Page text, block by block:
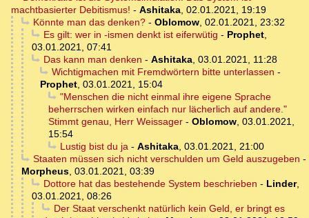
machtbasierter Debitismus! - Ashitaka, 02.01.2021, 19:19
Könnte man das denken?- Oblomow, 02.01.2021, 23:32
Es gilt: wer in -ismen denkt ist eiferwütig - Prophet,
03.01.2021, 07:41
Das kann man denken - Ashitaka, 03.01.2021, 11:28
Wichtigmachen mit Fremdwörtern bitte unterlassen -
Prophet, 03.01.2021, 15:04
"Menschen die nicht einmal ihre eigene Sprache
beherrschen wirken einfach nur lächerlich auf andere."
Stimmt genau, Herr Weissager - Oblomow, 03.01.2021,
15:54
Lustig bist du ja- Ashitaka, 03.01.2021, 21:00
Staaten müssen sich nicht verschulden um Geld auszugeben -
Morpheus, 03.01.2021, 03:39
Dottore hat das bestehende System beschrieben - Linder,
03.01.2021, 08:26
Der Staat verschenkt natürlich kein Geld, er bringt es